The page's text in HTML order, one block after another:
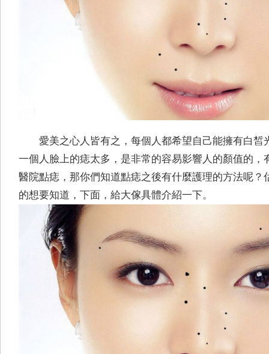
愛美之心人皆有之，每個人都希望自己能擁有白皙
一個人臉上的痣太多，是非常的容易影響人的顏值的，
醫院點痣，那你們知道點痣之後有什麼護理的方法呢？
的想要知道，下面，給大傢具體介紹一下。